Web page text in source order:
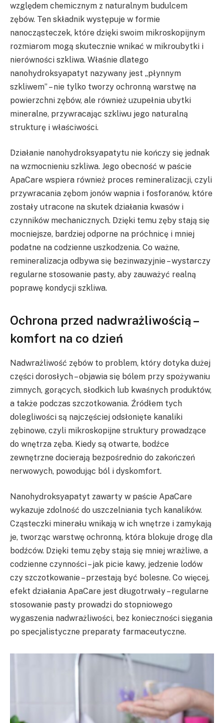
względem chemicznym z naturalnym budulcem
zębów. Ten składnik występuje w formie
nanocząsteczek, które dzięki swoim mikroskopijnym
rozmiarom mogą skutecznie wnikać w mikroubytki i
nierówności szkliwa. Właśnie dlatego
nanohydroksyapatyt nazywany jest „płynnym
szkliwem” – nie tylko tworzy ochronną warstwę na
powierzchni zębów, ale również uzupełnia ubytki
mineralne, przywracając szkliwu jego naturalną
strukturę i właściwości.
Działanie nanohydroksyapatytu nie kończy się jednak
na wzmocnieniu szkliwa. Jego obecność w paście
ApaCare wspiera również proces remineralizacji, czyli
przywracania zębom jonów wapnia i fosforanów, które
zostały utracone na skutek działania kwasów i
czynników mechanicznych. Dzięki temu zęby stają się
mocniejsze, bardziej odporne na próchnicę i mniej
podatne na codzienne uszkodzenia. Co ważne,
remineralizacja odbywa się bezinwazyjnie – wystarczy
regularne stosowanie pasty, aby zauważyć realną
poprawę kondycji szkliwa.
Ochrona przed nadwrażliwością –
komfort na co dzień
Nadwrażliwość zębów to problem, który dotyka dużej
części dorosłych – objawia się bólem przy spożywaniu
zimnych, gorących, słodkich lub kwaśnych produktów,
a także podczas szczotkowania. Źródłem tych
dolegliwości są najczęściej odsłonięte kanaliki
zębinowe, czyli mikroskopijne struktury prowadzące
do wnętrza zęba. Kiedy są otwarte, bodźce
zewnętrzne docierają bezpośrednio do zakończeń
nerwowych, powodując ból i dyskomfort.
Nanohydroksyapatyt zawarty w paście ApaCare
wykazuje zdolność do uszczelniania tych kanalików.
Cząsteczki minerału wnikają w ich wnętrze i zamykają
je, tworząc warstwę ochronną, która blokuje drogę dla
bodźców. Dzięki temu zęby stają się mniej wrażliwe, a
codzienne czynności – jak picie kawy, jedzenie lodów
czy szczotkowanie – przestają być bolesne. Co więcej,
efekt działania ApaCare jest długotrwały – regularne
stosowanie pasty prowadzi do stopniowego
wygaszenia nadwrażliwości, bez konieczności sięgania
po specjalistyczne preparaty farmaceutyczne.